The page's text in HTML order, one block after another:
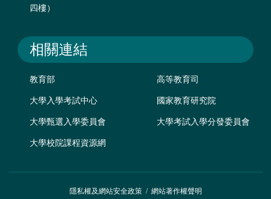
四樓）
相關連結
教育部 高等教育司
大學入學考試中心 國家教育研究院
大學甄選入學委員會 大學考試入學分發委員會
大學校院課程資源網
隱私權及網站安全政策/ 網站著作權聲明